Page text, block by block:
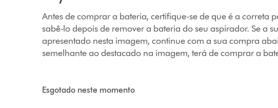
Antes de comprar a bateria, certifique-se de que é a correta
sabê-lo depois de remover a bateria do seu aspirador. Se a
apresentado nesta imagem, continue com a sua compra
semelhante ao destacado na imagem, terá de comprar a
Esgotado neste momento